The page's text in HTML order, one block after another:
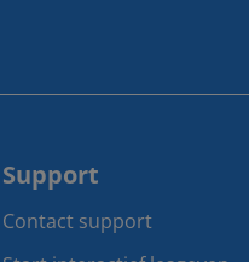
Support
Contact support